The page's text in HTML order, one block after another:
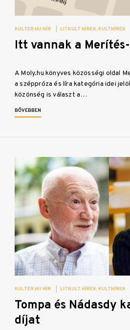
KULTER.HU HÍR LITKULT HÍREK KULTHÍREK
Itt vannak a
A Moly.hu könyves közösségi oldal
a széppróza és líra kategória idei
közönség is választ a…
BŐVEBBEN
KULTER.HU HÍR LITKULT HÍREK KULTHÍREK
Tompa és Nádasdy
díjat